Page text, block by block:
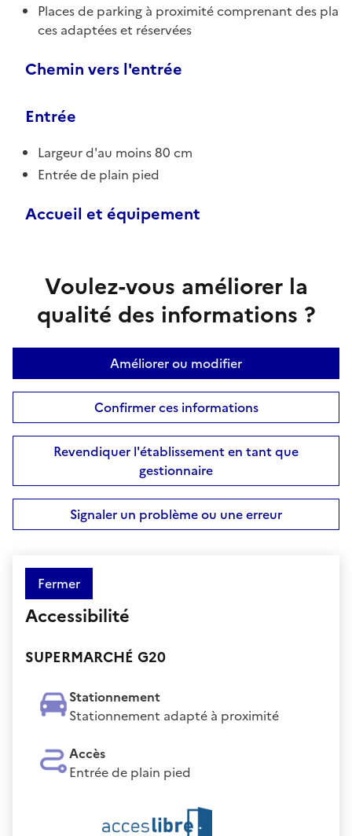
Places de parking à proximité comprenant des pla
ces adaptées et réservées
Chemin vers l'entrée
Entrée
Largeur d'au moins 80 cm
Entrée de plain pied
Accueil et équipement
Voulez-vous améliorer la
qualité des informations ?
Améliorer ou modifier
Confirmer ces informations
Revendiquer l'établissement en tant que
gestionnaire
Signaler un problème ou une erreur
Fermer
Accessibilité
SUPERMARCHÉ G20
Stationnement
Stationnement adapté à proximité
Accès
Entrée de plain pied